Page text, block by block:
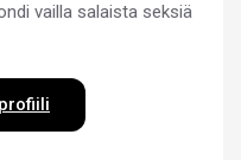
vailla salaista seksiä